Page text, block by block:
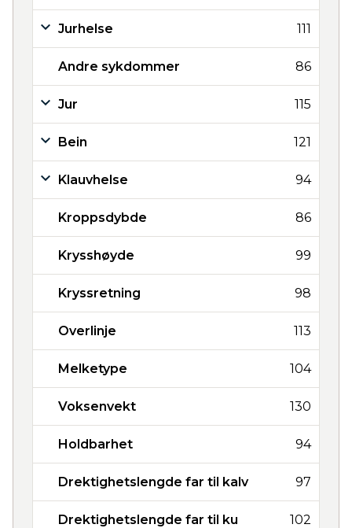
Jurhelse 111
Andre sykdommer 86
Jur 115
Bein 121
Klauvhelse 94
Kroppsdybde 86
Krysshøyde 99
Kryssretning 98
Overlinje 113
Melketype 104
Voksenvekt 130
Holdbarhet 94
Drektighetslengde far til kalv 97
Drektighetslengde far til ku 102